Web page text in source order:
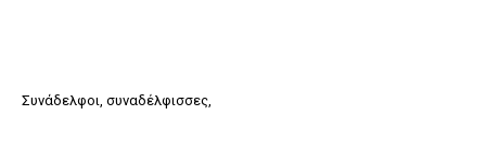
Συνάδελφοι, συναδέλφισσες,